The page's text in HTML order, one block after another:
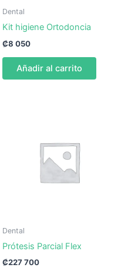
Dental
Kit higiene Ortodoncia
₡8 050
Añadir al carrito
Dental
Prótesis Parcial Flex
₡227 700